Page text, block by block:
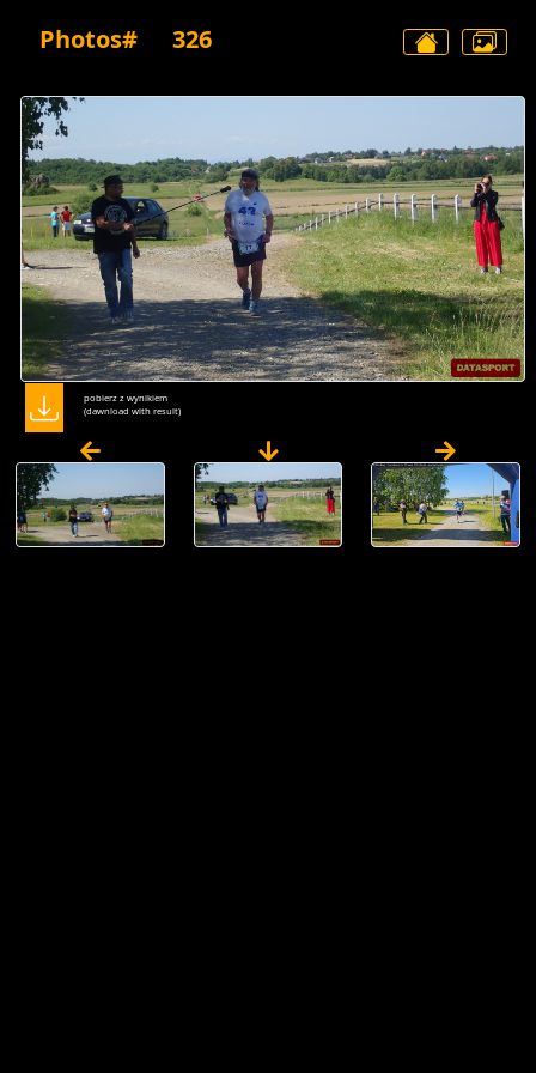
Photos# 326
pobierz z wynikiem
(dawnload with result)